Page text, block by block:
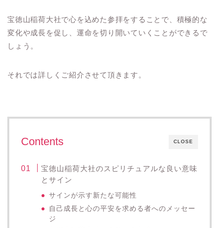
宝徳山稲荷大社で心を込めた参拝をすることで、積極的な
変化や成長を促し、運命を切り開いていくことができるで
しょう。
それでは詳しくご紹介させて頂きます。
CLOSE
Contents
宝徳山稲荷大社のスピリチュアルな良い意味
とサイン
サインが示す新たな可能性
自己成長と心の平安を求める者へのメッセー
ジ